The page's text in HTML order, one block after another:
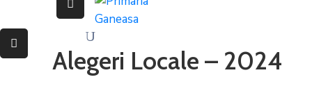
Comuna
Găneasa
Comuna
GăneasaAlegeri Locale – 2024